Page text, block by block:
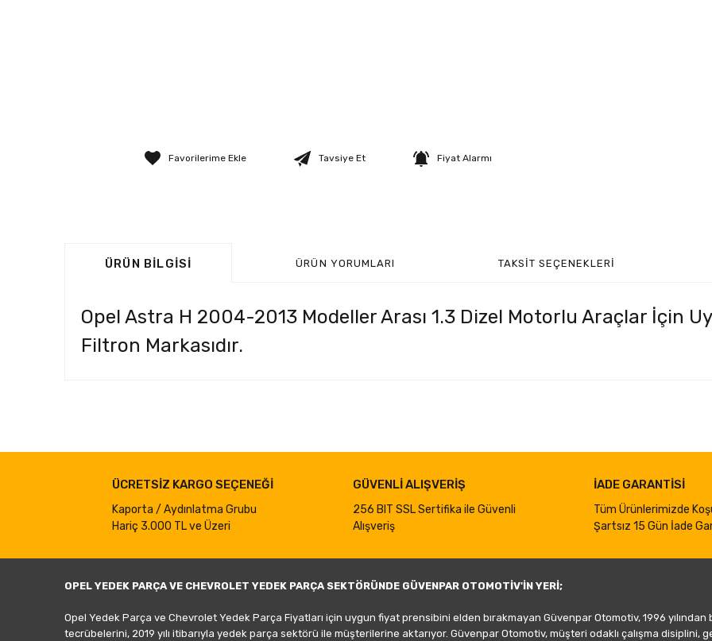
Tavsiye Et Fiyat Alarmı
ÜRÜN BILGISI ÜRÜN YORUMLARI TAKSIT SEÇENEKLERI
Opel Astra H 2004-2013 Modeller Arası 1.3 Dizel Motorlu Araçlar İçin
Filtron Markasıdır.
Ürün açıklamasında eksik bilgiler bulunuyor.
Ürün bilgilerinde hatalar bulunuyor.
Ürün fiyatı diğer sitelerden daha pahalı.
ÜCRETSİZ KARGO SEÇENEĞİ
Kaporta / Aydınlatma Grubu
Hariç 3.000 TL ve Üzeri
GÜVENLİ ALIŞVERİŞ
256 BIT SSL Sertifika ile Güvenli
Alışveriş
İADE GARANTİSİ
Tüm Ürünlerimizde
Şartsız 15 Gün İade
OPEL YEDEK PARÇA VE CHEVROLET YEDEK PARÇA SEKTÖRÜNDE GÜVENPAR OTOMOTİV'İN YERİ;
Opel Yedek Parça ve Chevrolet Yedek Parça Fiyatları için uygun fiyat prensibini elden bırakmayan Güvenpar Otomotiv, 1996
tecrübelerini, 2019 yılı itibarıyla yedek parça sektörü ile müşterilerine aktarıyor. Güvenpar Otomotiv, müşteri odaklı çalışma disiplini,